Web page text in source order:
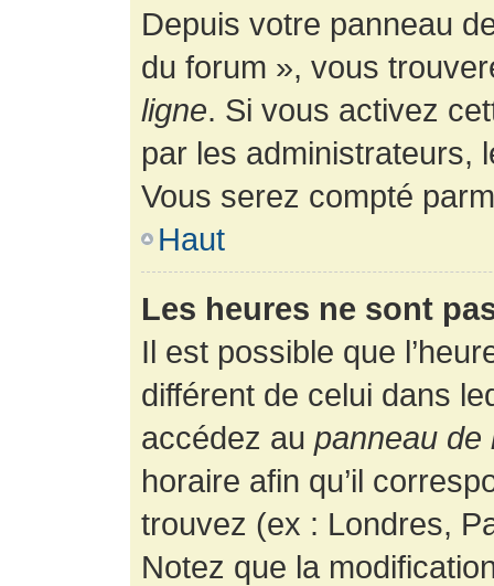
Depuis votre panneau
du forum », vous
ligne. Si vous activez
par les administrateurs,
Vous serez compté
Haut
Les heures ne sont
Il est possible que
différent de celui dans
accédez au panneau de
horaire afin qu’il
trouvez (ex : Londres,
Notez que la